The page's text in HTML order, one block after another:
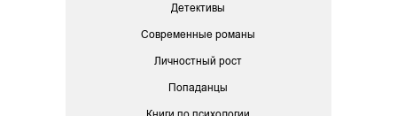
Детективы
Современные романы
Личностный рост
Попаданцы